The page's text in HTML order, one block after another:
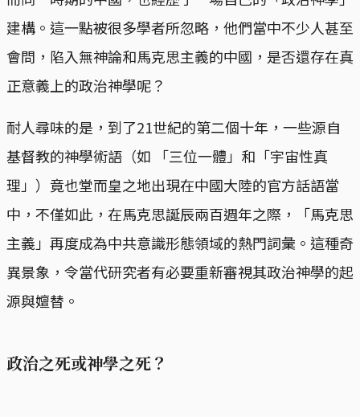
建構。這一點被很多學者所忽略，他們當中不少人甚至
會問，陷入無神論和馬克思主義的中國，是否還存在真
正意義上的政治神學呢？
耐人尋味的是，到了21世紀的第二個十年，一些源自
基督教的神學術語（如 「三位一體」和「宇宙性真
理」）竟也堂而皇之地出現在中國大陸的官方話語當
中，不僅如此，在馬克思誕辰兩百週年之際，「馬克思
主義」再度成為中共意識形態領域的熱門詞彙。這種奇
異景象，令當代研究者有必要重新審視其政治神學的起
源與嬗替。
政治之死或神學之死？